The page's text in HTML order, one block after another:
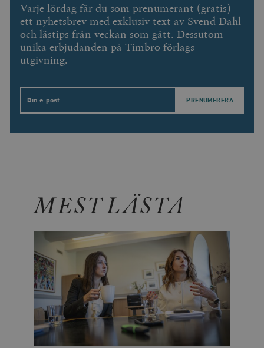
Varje lördag får du som prenumerant (gratis)
ett nyhetsbrev med exklusiv text av Svend Dahl
och lästips från veckan som gått. Dessutom
unika erbjudanden på Timbro förlags
utgivning.
Email
MEST LÄSTA